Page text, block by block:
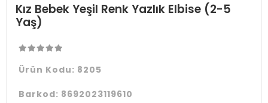
Kız Bebek Yeşil Renk Yazlık Elbise (2-5
Yaş)
Ürün Kodu: 8205
Barkod: 8692023119610